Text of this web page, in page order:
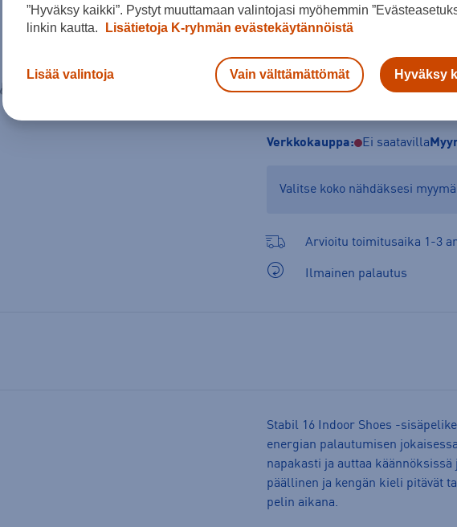
Tarkista saatavuus ja
Verkkokauppa: Ei saatavilla
Valitse koko nähdäksesi
Arvioitu toimitusaika 1-3
Ilmainen palautus
Stabil 16 Indoor Shoes -
energian palautumisen
napakasti ja auttaa
päällinen ja kengän kieli pitävät
pelin aikana.
”Hyväksy kaikki”. Pystyt muuttamaan valintojasi myöhemmin
linkin kautta.
Lisätietoja K-ryhmän evästekäytännöistä
Lisää valintoja Vain välttämättömät Hyväksy